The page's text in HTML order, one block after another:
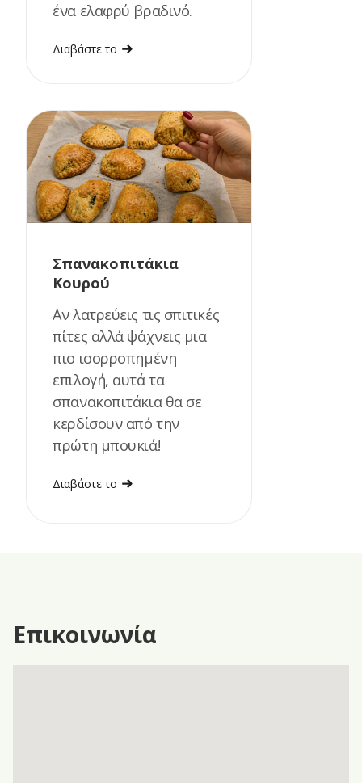
ένα ελαφρύ βραδινό.
Διαβάστε το
Σπανακοπιτάκια
Κουρού
Αν λατρεύεις τις σπιτικές
πίτες αλλά ψάχνεις μια
πιο ισορροπημένη
επιλογή, αυτά τα
σπανακοπιτάκια θα σε
κερδίσουν από την
πρώτη μπουκιά!
Διαβάστε το
Επικοινωνία